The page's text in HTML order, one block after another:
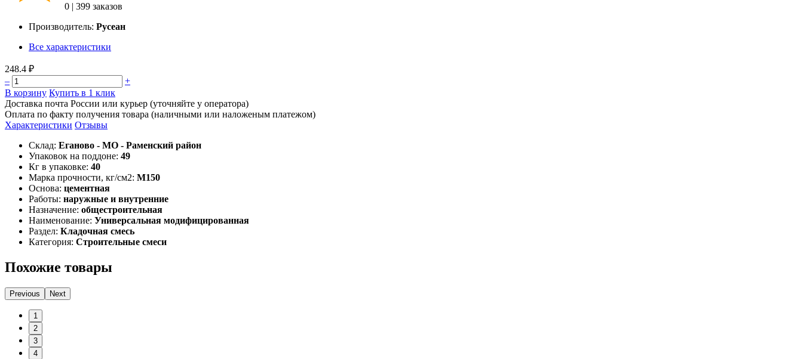
0 | 399 заказов
Производитель: Русеан
Все характеристики
248.4 ₽
–
+
В корзину Купить в 1 клик
Доставка почта России или курьер (уточняйте у оператора)
Оплата по факту получения товара (наличными или наложеным платежом)
Характеристики Отзывы
Склад: Еганово - МО - Раменский район
Упаковок на поддоне: 49
Кг в упаковке: 40
Марка прочности, кг/см2: М150
Основа: цементная
Работы: наружные и внутренние
Назначение: общестроительная
Наименование: Универсальная модифицированная
Раздел: Кладочная смесь
Категория: Строительные смеси
Похожие товары
Previous Next
1
2
3
4